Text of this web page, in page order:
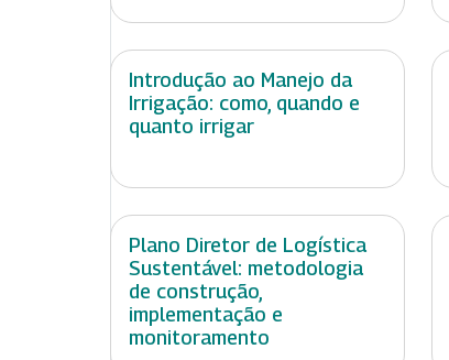
Introdução ao Manejo da
Irrigação: como, quando e
quanto irrigar
Plano Diretor de Logística
Sustentável: metodologia
de construção,
implementação e
monitoramento